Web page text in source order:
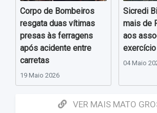
Corpo de Bombeiros
resgata duas vítimas
presas às ferragens
após acidente entre
carretas
19 Maio 2026
Sicredi
mais de
aos
04 Maio
VER MAIS MATO